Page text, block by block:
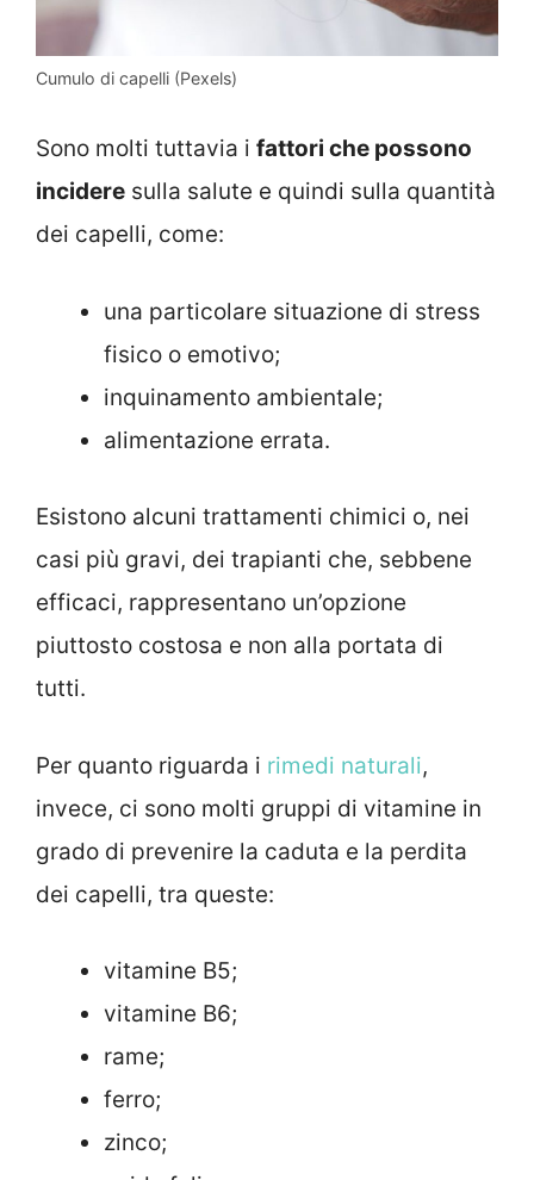
Cumulo di capelli (Pexels)
Sono molti tuttavia i fattori che possono
incidere sulla salute e quindi sulla quantità
dei capelli, come:
una particolare situazione di stress
fisico o emotivo;
inquinamento ambientale;
alimentazione errata.
Esistono alcuni trattamenti chimici o, nei
casi più gravi, dei trapianti che, sebbene
efficaci, rappresentano un’opzione
piuttosto costosa e non alla portata di
tutti.
Per quanto riguarda i rimedi naturali,
invece, ci sono molti gruppi di vitamine in
grado di prevenire la caduta e la perdita
dei capelli, tra queste:
vitamine B5;
vitamine B6;
rame;
ferro;
zinco;